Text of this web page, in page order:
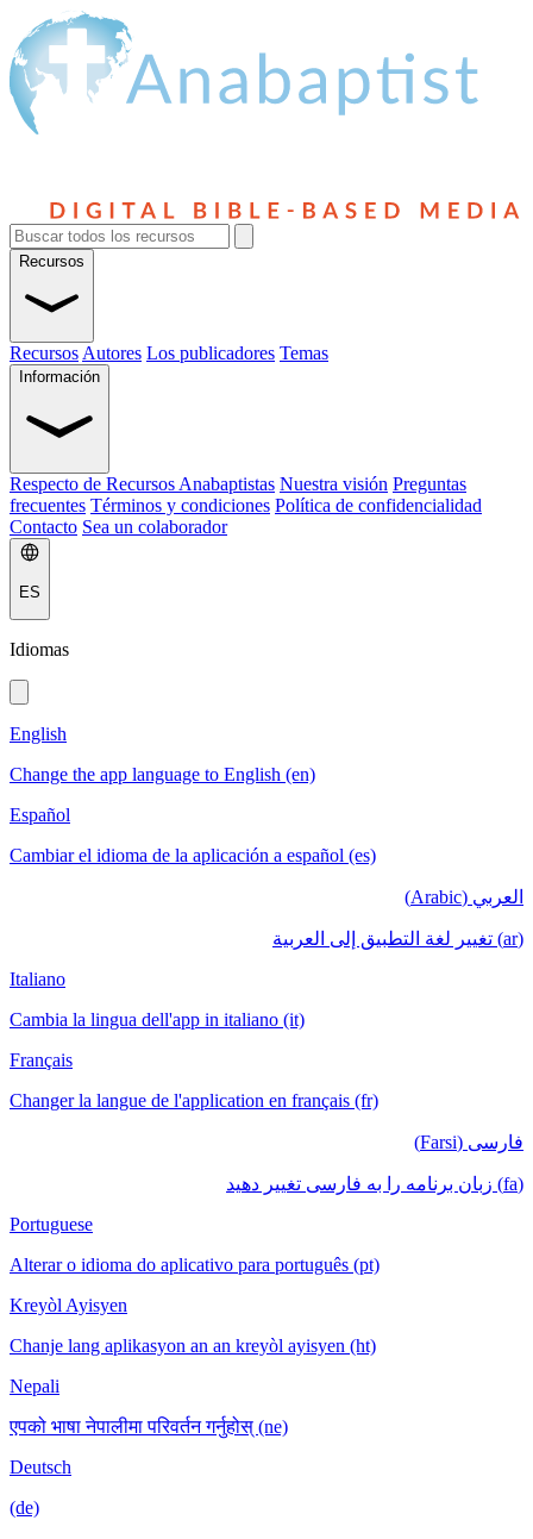
Recursos
Recursos Autores Los publicadores Temas
Información
Respecto de Recursos Anabaptistas Nuestra visión Preguntas
frecuentes Términos y condiciones Política de confidencialidad
Contacto Sea un colaborador
ES
Idiomas
English
Change the app language to English (en)
Español
Cambiar el idioma de la aplicación a español (es)
العربي (Arabic)
(ar) تغيير لغة التطبيق إلى العربية
Italiano
Cambia la lingua dell'app in italiano (it)
Français
Changer la langue de l'application en français (fr)
فارسی (Farsi)
(fa) زبان برنامه را به فارسی تغییر دهید
Portuguese
Alterar o idioma do aplicativo para português (pt)
Kreyòl Ayisyen
Chanje lang aplikasyon an an kreyòl ayisyen (ht)
Nepali
एपको भाषा नेपालीमा परिवर्तन गर्नुहोस् (ne)
Deutsch
(de)